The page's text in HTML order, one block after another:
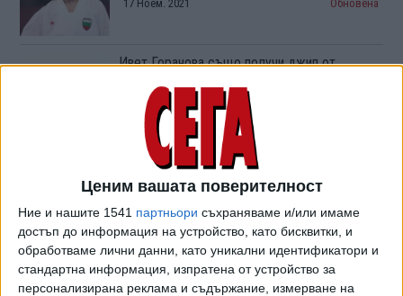
Ценим вашата поверителност
Ние и нашите 1541 партньори съхраняваме и/или имаме
достъп до информация на устройство, като бисквитки, и
обработваме лични данни, като уникални идентификатори и
стандартна информация, изпратена от устройство за
персонализирана реклама и съдържание, измерване на
17 Ноем. 2021 Обновена
Ивет Горанова също получи джип от
29 Септ. 2021
Федерацията по борба награждава с джипки
олимпийските медалистки
Олимпийската шампионка Ивет Горанова
започва работа в МВР